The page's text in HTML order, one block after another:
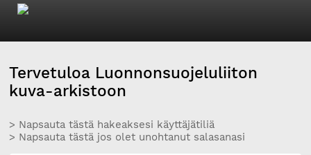
Tervetuloa Luonnonsuojeluliiton
kuva-arkistoon
> Napsauta tästä hakeaksesi käyttäjätiliä
> Napsauta tästä jos olet unohtanut salasanasi